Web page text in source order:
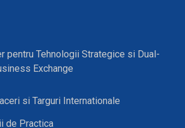
pentru Tehnologii Strategice si Dual-
Exchange
si Targuri Internationale
de Practica